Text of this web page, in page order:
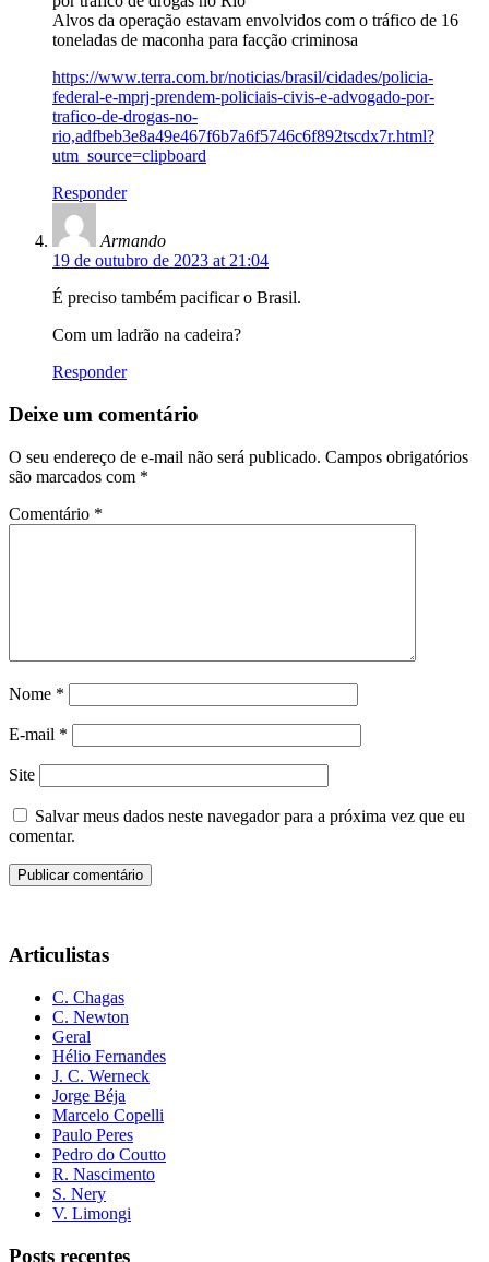
Alvos da operação estavam envolvidos com o tráfico de 16
toneladas de maconha para facção criminosa
https://www.terra.com.br/noticias/brasil/cidades/policia-
federal-e-mprj-prendem-policiais-civis-e-advogado-por-
trafico-de-drogas-no-
rio,adfbeb3e8a49e467f6b7a6f5746c6f892tscdx7r.html?
utm_source=clipboard
Responder
Armando
19 de outubro de 2023 at 21:04
É preciso também pacificar o Brasil.
Com um ladrão na cadeira?
Responder
Deixe um comentário
O seu endereço de e-mail não será publicado. Campos obrigatórios
são marcados com *
Comentário *
Nome *
E-mail *
Site
Salvar meus dados neste navegador para a próxima vez que eu
comentar.
Articulistas
C. Chagas
C. Newton
Geral
Hélio Fernandes
J. C. Werneck
Jorge Béja
Marcelo Copelli
Paulo Peres
Pedro do Coutto
R. Nascimento
S. Nery
V. Limongi
Posts recentes